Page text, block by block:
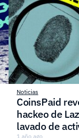
Noticias
CoinsPaid
hackeo de
lavado de
1 año ago